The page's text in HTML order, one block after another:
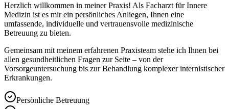
Herzlich willkommen in meiner Praxis! Als Facharzt für Innere
Medizin ist es mir ein persönliches Anliegen, Ihnen eine
umfassende, individuelle und vertrauensvolle medizinische
Betreuung zu bieten.
Gemeinsam mit meinem erfahrenen Praxisteam stehe ich Ihnen bei
allen gesundheitlichen Fragen zur Seite – von der
Vorsorgeuntersuchung bis zur Behandlung komplexer internistischer
Erkrankungen.
Persönliche Betreuung